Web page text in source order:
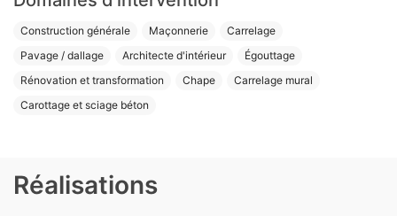
Construction générale Maçonnerie
Carrelage
Pavage / dallage
Architecte d'intérieur
Égouttage
Rénovation et transformation
Chape
Carrelage mural
Carottage et sciage béton
Réalisations